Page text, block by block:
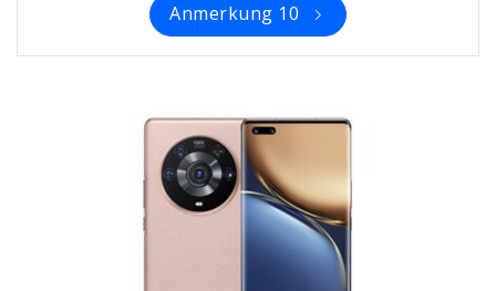
Anmerkung 10